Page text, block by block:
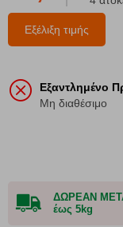
Εξέλιξη τιμής
Εξαντλημένο
Μη διαθέσιμο
ΔΩΡΕΑΝ
έως 5kg